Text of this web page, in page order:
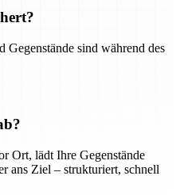
Gegenstände sind während des
Ort, lädt Ihre Gegenstände
ans Ziel – strukturiert, schnell